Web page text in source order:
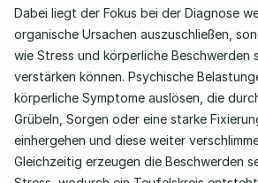
Dabei liegt der Fokus bei der Diagnose
organische Ursachen auszuschließen,
wie Stress und körperliche Beschwerden
verstärken können. Psychische
körperliche Symptome auslösen, die
Grübeln, Sorgen oder eine starke
einhergehen und diese weiter
Gleichzeitig erzeugen die Beschwerden